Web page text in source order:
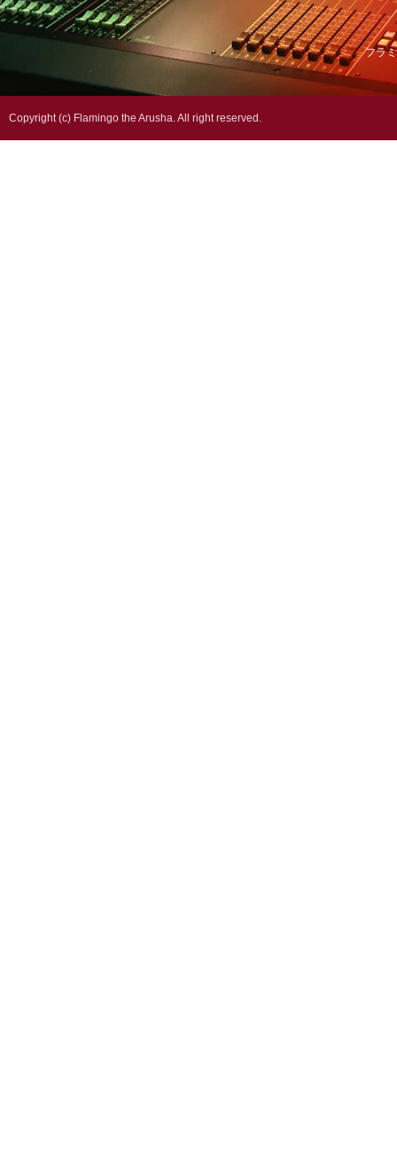
フラ
Copyright (c) Flamingo the Arusha. All right reserved.